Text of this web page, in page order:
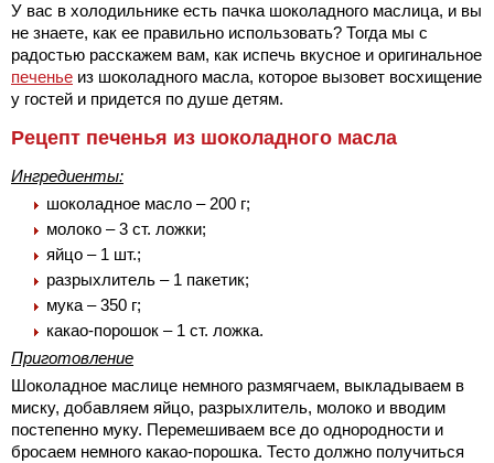
У вас в холодильнике есть пачка шоколадного маслица, и вы
не знаете, как ее правильно использовать? Тогда мы с
радостью расскажем вам, как испечь вкусное и оригинальное
печенье из шоколадного масла, которое вызовет восхищение
у гостей и придется по душе детям.
Рецепт печенья из шоколадного масла
Ингредиенты:
шоколадное масло – 200 г;
молоко – 3 ст. ложки;
яйцо – 1 шт.;
разрыхлитель – 1 пакетик;
мука – 350 г;
какао-порошок – 1 ст. ложка.
Приготовление
Шоколадное маслице немного размягчаем, выкладываем в
миску, добавляем яйцо, разрыхлитель, молоко и вводим
постепенно муку. Перемешиваем все до однородности и
бросаем немного какао-порошка. Тесто должно получиться